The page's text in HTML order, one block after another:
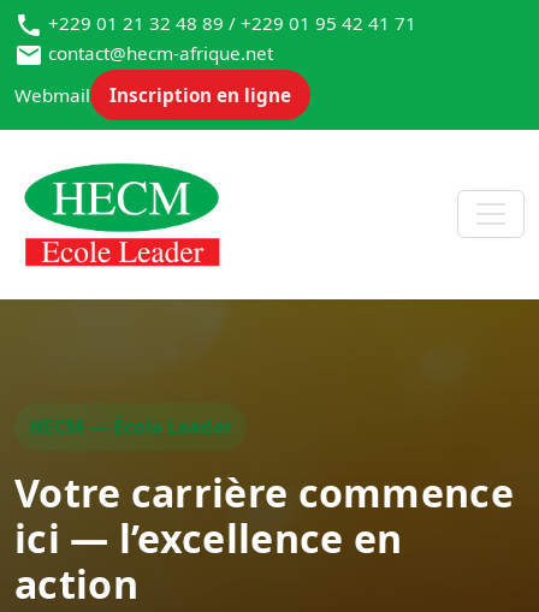
+229 01 21 32 48 89 / +229 01 95 42 41 71
contact@hecm-afrique.net
Webmail
Inscription en ligne
HECM — École Leader
Votre carrière commence
ici — l’excellence en
action